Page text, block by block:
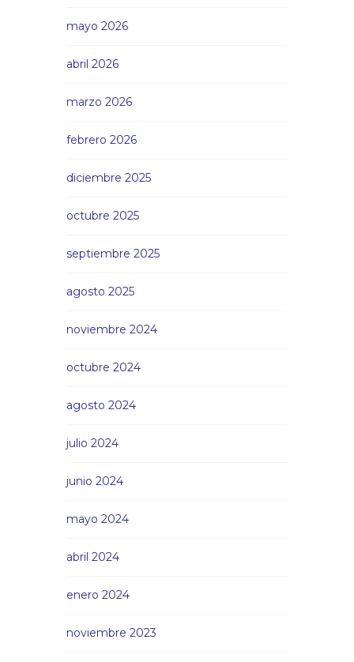
mayo 2026
abril 2026
marzo 2026
febrero 2026
diciembre 2025
octubre 2025
septiembre 2025
agosto 2025
noviembre 2024
octubre 2024
agosto 2024
julio 2024
junio 2024
mayo 2024
abril 2024
enero 2024
noviembre 2023